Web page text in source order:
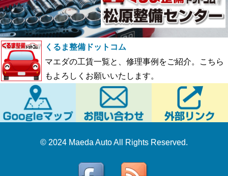
くるま整備ドットコム
マエダの工賃一覧と、修理事例をご紹介。こちら
もよろしくお願いいたします。
© 2024 Maeda Auto All Rights Reserved.